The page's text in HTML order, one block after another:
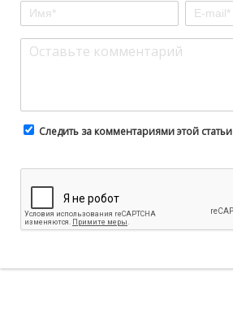
Следить за комментариями этой статьи